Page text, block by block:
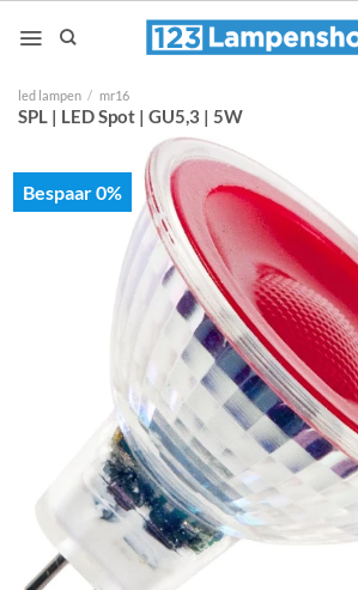
naar
led lampen / mr16
SPL | LED Spot | GU5,3 | 5W
Bespaar 0%